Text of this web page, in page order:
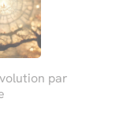
par